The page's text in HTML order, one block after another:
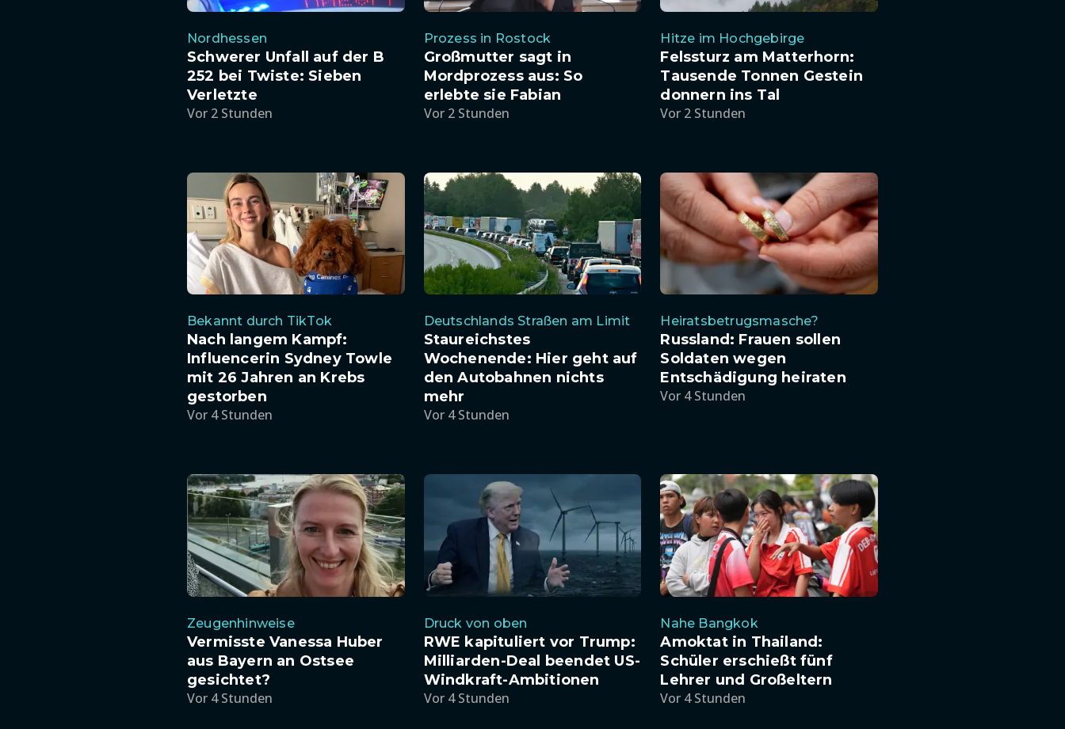
Nordhessen
Schwerer Unfall auf der B
252 bei Twiste: Sieben
Verletzte
Vor 2 Stunden
Prozess in Rostock
Großmutter sagt in
Mordprozess aus: So
erlebte sie Fabian
Vor 2 Stunden
Hitze im Hochgebirge
Felssturz am Matterhorn:
Tausende Tonnen Gestein
donnern ins Tal
Vor 2 Stunden
Bekannt durch TikTok
Nach langem Kampf:
Influencerin Sydney Towle
mit 26 Jahren an Krebs
gestorben
Vor 4 Stunden
Deutschlands Straßen am Limit
Staureichstes
Wochenende: Hier geht auf
den Autobahnen nichts
mehr
Vor 4 Stunden
Heiratsbetrugsmasche?
Russland: Frauen sollen
Soldaten wegen
Entschädigung heiraten
Vor 4 Stunden
Zeugenhinweise
Vermisste Vanessa Huber
aus Bayern an Ostsee
gesichtet?
Vor 4 Stunden
Druck von oben
RWE kapituliert vor Trump:
Milliarden-Deal beendet US-
Windkraft-Ambitionen
Vor 4 Stunden
Nahe Bangkok
Amoktat in Thailand:
Schüler erschießt fünf
Lehrer und Großeltern
Vor 4 Stunden